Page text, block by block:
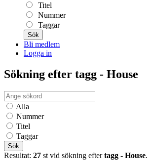
Titel
Nummer
Taggar
Sök
Bli medlem
Logga in
Sökning efter tagg - House
Alla
Nummer
Titel
Taggar
Sök
Resultat: 27 st vid sökning eftertagg - House.